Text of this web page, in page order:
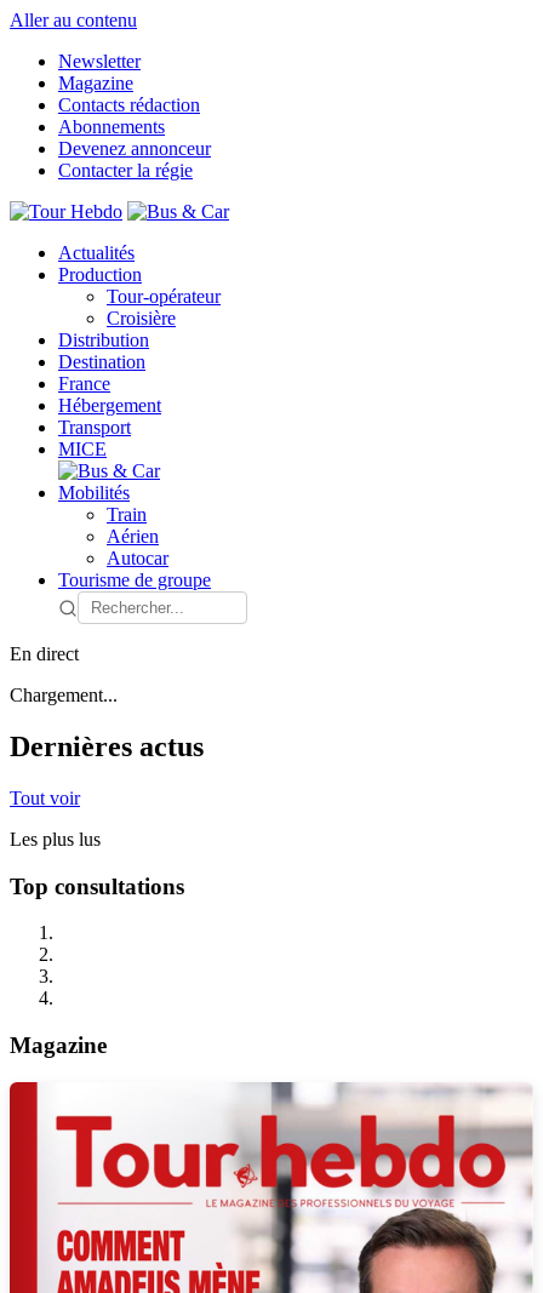
Aller au contenu
Newsletter
Magazine
Contacts rédaction
Abonnements
Devenez annonceur
Contacter la régie
Actualités
Production
Tour-opérateur
Croisière
Distribution
Destination
France
Hébergement
Transport
MICE
Mobilités
Train
Aérien
Autocar
Tourisme de groupe
En direct
Chargement...
Dernières actus
Tout voir
Les plus lus
Top consultations
Magazine